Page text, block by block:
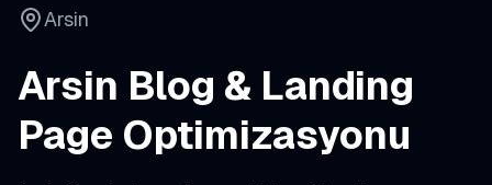
Arsin
Arsin Blog & Landing
Page Optimizasyonu